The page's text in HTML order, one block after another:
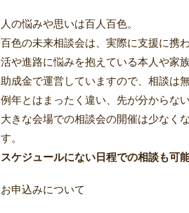
人の悩みや思いは百人百色。
百色の未来相談会は、実際に支援に携
活や進路に悩みを抱えている本人や家
助成金で運営していますので、相談は無
例年とはまったく違い、先が分からな
大きな会場での相談会の開催は少なく
す。
スケジュールにない日程での相談も可
お申込みについて